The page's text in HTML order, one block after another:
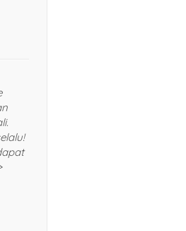
Terus tingkatkan dan sukses selalu!
*Ini adalah contoh testimoni, dapat